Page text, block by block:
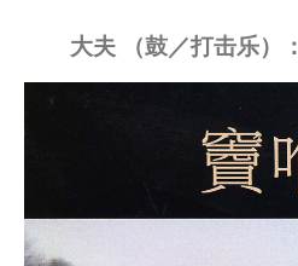
大夫 （鼓／打击乐）：